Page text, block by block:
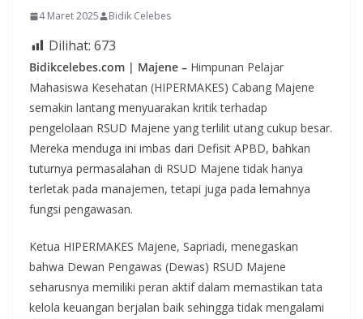
4 Maret 2025 Bidik Celebes
Dilihat: 673
Bidikcelebes.com | Majene – Himpunan Pelajar
Mahasiswa Kesehatan (HIPERMAKES) Cabang Majene
semakin lantang menyuarakan kritik terhadap
pengelolaan RSUD Majene yang terlilit utang cukup besar.
Mereka menduga ini imbas dari Defisit APBD, bahkan
tuturnya permasalahan di RSUD Majene tidak hanya
terletak pada manajemen, tetapi juga pada lemahnya
fungsi pengawasan.
Ketua HIPERMAKES Majene, Sapriadi, menegaskan
bahwa Dewan Pengawas (Dewas) RSUD Majene
seharusnya memiliki peran aktif dalam memastikan tata
kelola keuangan berjalan baik sehingga tidak mengalami